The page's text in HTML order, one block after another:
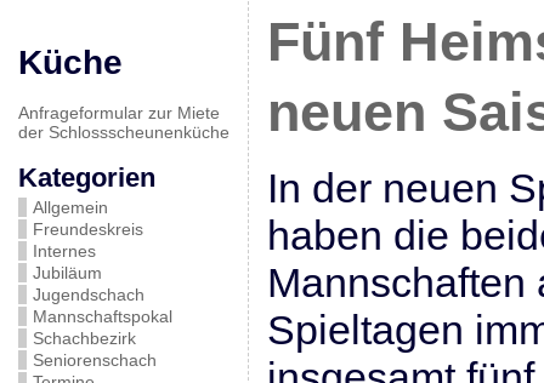
Küche
Anfrageformular zur Miete
der Schlossscheunenküche
Kategorien
Allgemein
Freundeskreis
Internes
Jubiläum
Jugendschach
Mannschaftspokal
Schachbezirk
Seniorenschach
Fünf
neuen
In der neuen
haben die
Mannschaften
Spieltagen